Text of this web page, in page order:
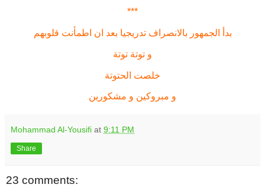
***
بدأ الجمهور بالانصراف تدريجيا بعد ان اطمأنت قلوبهم
و توتة توتة
خلصت الحتوتة
و مبروكين و مشكورين
Mohammad Al-Yousifi at 9:11 PM
Share
23 comments: